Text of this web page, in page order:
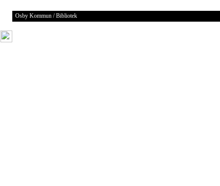
Osby Kommun / Bibliotek